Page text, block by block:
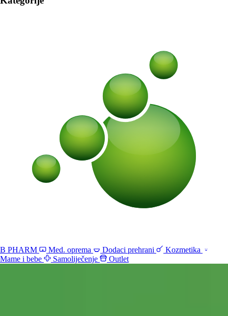
B PHARM Med. oprema Dodaci prehrani
Kozmetika
Mame i bebe
Samoliječenje Outlet